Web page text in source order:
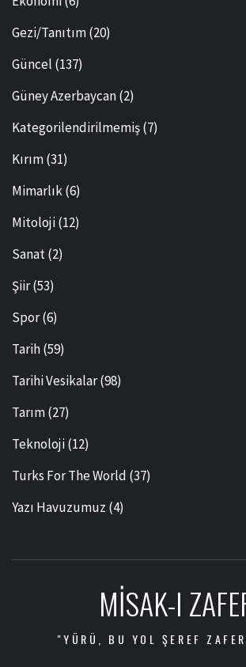
Gezi/Tanıtım(20)
Güncel (137)
Güney Azerbaycan(2)
Kategorilendirilmemiş(7)
Kırım(31)
Mimarlık(6)
Mitoloji(12)
Sanat(2)
Şiir(53)
Spor(6)
Tarih(59)
Tarihi Vesikalar(98)
Tarım(27)
Teknoloji(12)
Turks For The World (37)
Yazı Havuzumuz (4)
MISAK-I
"YÜRÜ, BU YOL ŞEREF